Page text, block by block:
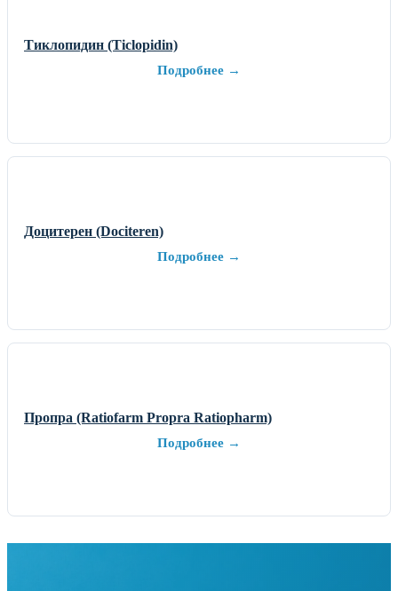
Тиклопидин (Ticlopidin)
Подробнее →
Доцитерен (Dociteren)
Подробнее →
Пропра (Ratiofarm Propra Ratiopharm)
Подробнее →